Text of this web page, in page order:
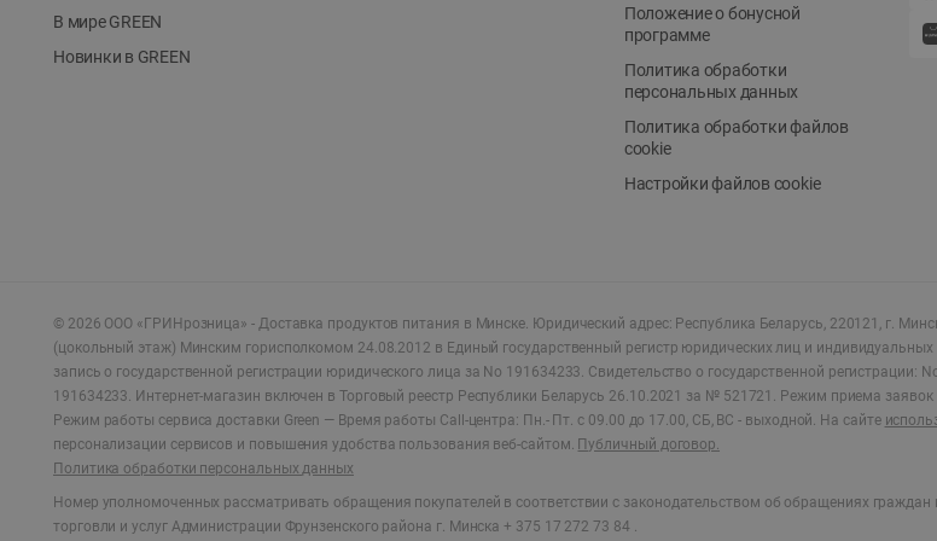
В мире GREEN
Новинки в GREEN
Положение о бонусной
программе
Политика обработки
персональных данных
Политика обработки файлов
cookie
Настройки файлов cookie
© 2026 ООО «ГРИНрозница» - Доставка продуктов питания в Минске. Юридический адрес: Республика Беларусь, 220121, г.
(цокольный этаж) Минским горисполкомом 24.08.2012 в Единый государственный регистр юридических лиц и индивидуальных
запись о государственной регистрации юридического лица за No 191634233. Свидетельство о государственной регистрации:
191634233. Интернет-магазин включен в Торговый реестр Республики Беларусь 26.10.2021 за № 521721. Режим приема заявок
Режим работы сервиса доставки Green — Время работы Call-центра: Пн.- Пт. с 09.00 до 17.00, СБ, ВС - выходной. На сайте
персонализации сервисов и повышения удобства пользования веб-сайтом. Публичный договор.
Политика обработки персональных данных
Номер уполномоченных рассматривать обращения покупателей в соответствии с законодательством об обращениях граждан
торговли и услуг Администрации Фрунзенского района г. Минска + 375 17 272 73 84 .